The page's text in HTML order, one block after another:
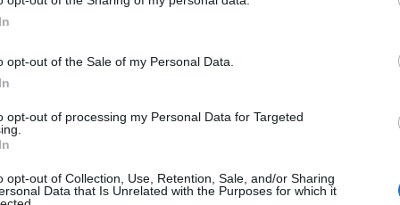
opt-out of the Sale of my Personal Data.
opt-out of processing my Personal Data for Targeted
opt-out of Collection, Use, Retention, Sale, and/or Sharing
Data that Is Unrelated with the Purposes for which it
Υποστήριξη marketing και σύγχρονα εργαλεία
Αν επιθυμείτε να αναπτύξετε την καριέρα σας στον